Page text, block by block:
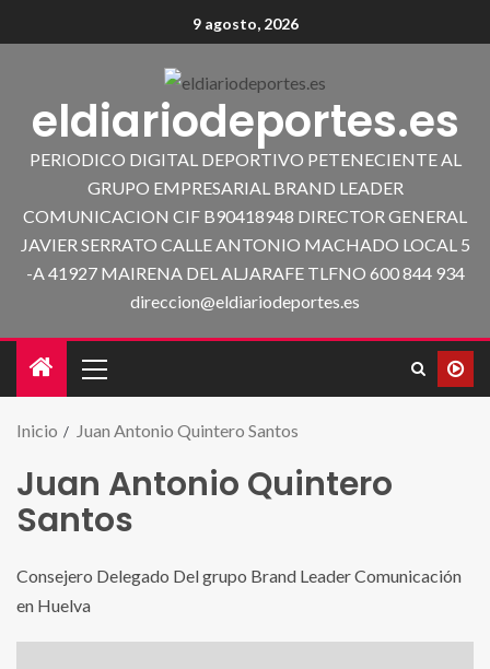
9 agosto, 2026
eldiariodeportes.es
PERIODICO DIGITAL DEPORTIVO PETENECIENTE AL
GRUPO EMPRESARIAL BRAND LEADER
COMUNICACION CIF B90418948 DIRECTOR GENERAL
JAVIER SERRATO CALLE ANTONIO MACHADO LOCAL 5
-A 41927 MAIRENA DEL ALJARAFE TLFNO 600 844 934
direccion@eldiariodeportes.es
Inicio Juan Antonio Quintero Santos
Juan Antonio Quintero
Santos
Consejero Delegado Del grupo Brand Leader Comunicación
en Huelva